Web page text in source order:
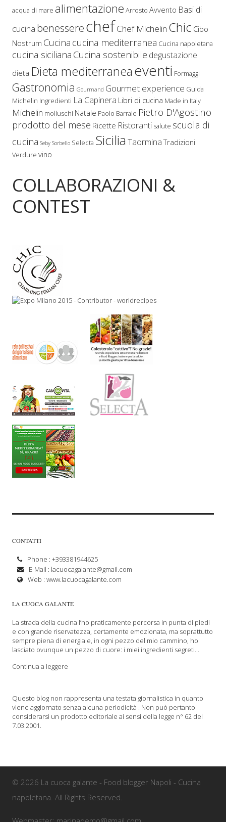
acqua di mare alimentazione Arrosto Avvento Basi di
cucina benesserechefChef Michelin Chic Cibo
Nostrum Cucina cucina mediterranea Cucina napoletana
cucina siciliana Cucina sostenibile degustazione
dieta Dieta mediterraneaeventi Formaggi
Gastronomia Gourmand Gourmet experience Guida
Michelin Ingredienti La Capinera Libri di cucina Made in Italy
Michelin molluschi Natale Paolo Barrale Pietro D'Agostino
prodotto del mese Ricette Ristoranti salute scuola di
cucina Seby Sorbello Selecta Sicilia Taormina Tradizioni
Verdure vino
COLLABORAZIONI &
CONTEST
CONTATTI
Phone : +393381944625
E-Mail : lacuocagalante@gmail.com
Web :www.lacuocagalante.com
LA CUOCA GALANTE
La strada della cucina l’ho praticamente percorsa in punta di piedi
e con grande riservatezza, certamente emozionata, ma soprattutto
sempre piena di energia e, in ogni pezzo del mio cammino, ho
lasciato ovunque un pezzo di cuore: i miei ingredienti segreti...
Continua a leggere
Questo blog non rappresenta una testata giornalistica in quanto
viene aggiornato senza alcuna periodicità . Non può pertanto
considerarsi un prodotto editoriale ai sensi della legge n° 62 del
7.03.2001.
© 2026 La cuoca galante - Food blogger Napoli - Cucina
napoletana. All Rights Reserved.